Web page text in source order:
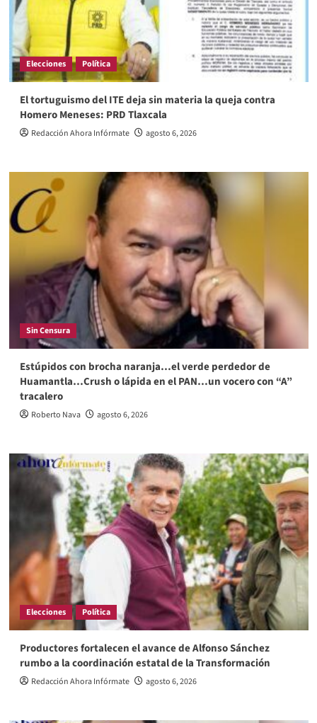
Elecciones Política
El tortuguismo del ITE deja sin materia la queja contra
Homero Meneses: PRD Tlaxcala
Redacción Ahora Infórmate agosto 6, 2026
Sin Censura
Estúpidos con brocha naranja…el verde perdedor de
Huamantla…Crush o lápida en el PAN…un vocero con “A”
tracalero
Roberto Nava agosto 6, 2026
Elecciones Política
Productores fortalecen el avance de Alfonso Sánchez
rumbo a la coordinación estatal de la Transformación
Redacción Ahora Infórmate agosto 6, 2026